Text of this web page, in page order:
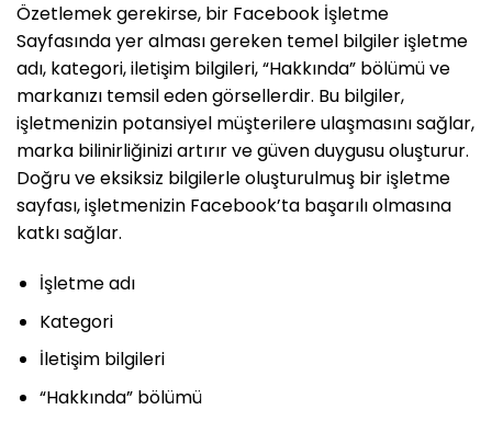
Özetlemek gerekirse, bir Facebook İşletme
Sayfasında yer alması gereken temel bilgiler işletme
adı, kategori, iletişim bilgileri, “Hakkında” bölümü ve
markanızı temsil eden görsellerdir. Bu bilgiler,
işletmenizin potansiyel müşterilere ulaşmasını sağlar,
marka bilinirliğinizi artırır ve güven duygusu oluşturur.
Doğru ve eksiksiz bilgilerle oluşturulmuş bir işletme
sayfası, işletmenizin Facebook’ta başarılı olmasına
katkı sağlar.
İşletme adı
Kategori
İletişim bilgileri
“Hakkında” bölümü